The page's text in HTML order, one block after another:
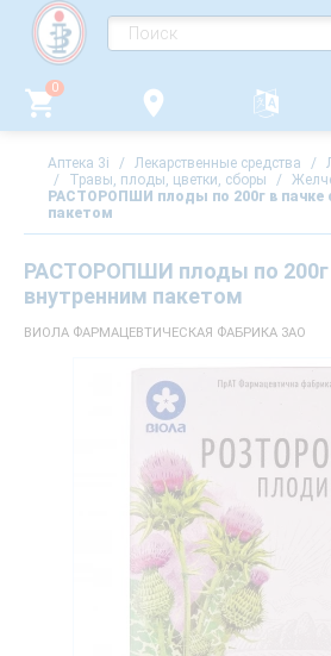
0
Аптека 3i / Лекарственные средства /
/
Травы, плоды, цветки, сборы /
РАСТОРОПШИ плоды по 200г в пачке
пакетом
РАСТОРОПШИ плоды по 200г
внутренним пакетом
ВИОЛА ФАРМАЦЕВТИЧЕСКАЯ ФАБРИКА ЗАО